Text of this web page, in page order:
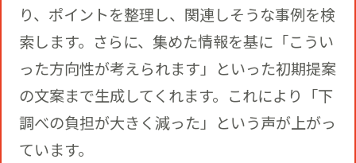
り、ポイントを整理し、関連しそうな事例を検
索します。さらに、集めた情報を基に「こうい
った方向性が考えられます」といった初期提案
の文案まで生成してくれます。これにより「下
調べの負担が大きく減った」という声が上がっ
ています。